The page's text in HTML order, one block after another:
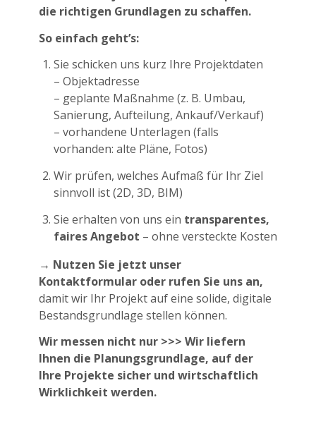
die richtigen Grundlagen zu schaffen.
So einfach geht’s:
Sie schicken uns kurz Ihre Projektdaten
– Objektadresse
– geplante Maßnahme (z. B. Umbau,
Sanierung, Aufteilung, Ankauf/Verkauf)
– vorhandene Unterlagen (falls
vorhanden: alte Pläne, Fotos)
Wir prüfen, welches Aufmaß für Ihr Ziel
sinnvoll ist (2D, 3D, BIM)
Sie erhalten von uns ein transparentes,
faires Angebot – ohne versteckte Kosten
→ Nutzen Sie jetzt unser
Kontaktformular oder rufen Sie uns an,
damit wir Ihr Projekt auf eine solide, digitale
Bestandsgrundlage stellen können.
Wir messen nicht nur >>> Wir liefern
Ihnen die Planungsgrundlage, auf der
Ihre Projekte sicher und wirtschaftlich
Wirklichkeit werden.